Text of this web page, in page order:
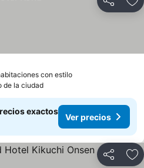
Compartir
con estilo
de la ciudad
exactos
Ver precios
Compartir